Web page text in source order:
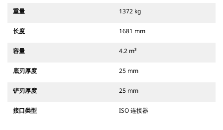
重量 1372 kg
长度 1681 mm
容量 4.2 m³
底刃厚度 25 mm
铲刃厚度 25 mm
接口类型 ISO 连接器